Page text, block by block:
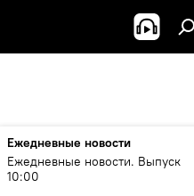
Ежедневные новости
Ежедневные новости. Выпуск
10:00